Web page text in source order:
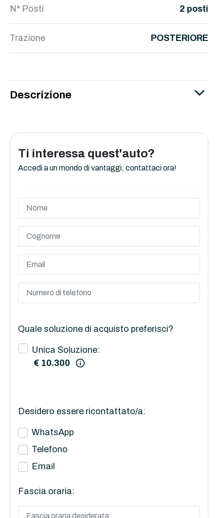
N* Posti 2 posti
Trazione POSTERIORE
Descrizione
Ti interessa quest'auto?
Accedi a un mondo di vantaggi, contattaci ora!
Quale soluzione di acquisto preferisci?
Unica Soluzione:
€ 10.300
Desidero essere ricontattato/a:
WhatsApp
Telefono
Email
Fascia oraria: